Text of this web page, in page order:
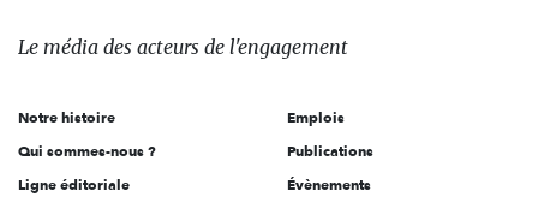
des
l'engagement
Le média des acteurs de l'engagement
Notre histoire
Qui sommes-nous ?
Ligne éditoriale
Emplois
Publications
Évènements